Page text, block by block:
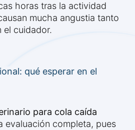
horas tras la actividad
mucha angustia tanto
el cuidador.
qué esperar en el
para cola caída
evaluación completa, pues